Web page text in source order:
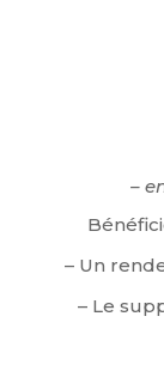
–
– Un
– Le